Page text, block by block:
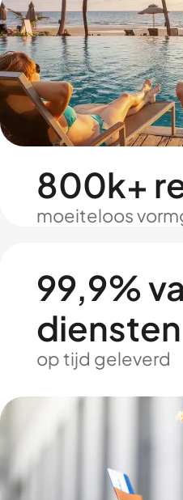
800k+
moeiteloos
99,9%
diensten
op tijd geleverd